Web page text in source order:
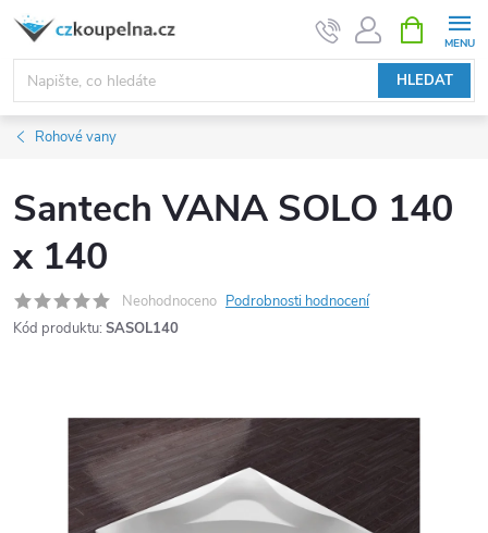
Přejít
obsah
HLEDAT
NÁKUPNÍ
KOŠÍK
Rohové vany
Santech VANA SOLO 140
x 140
Neohodnoceno Podrobnosti hodnocení
Kód produktu: SASOL140